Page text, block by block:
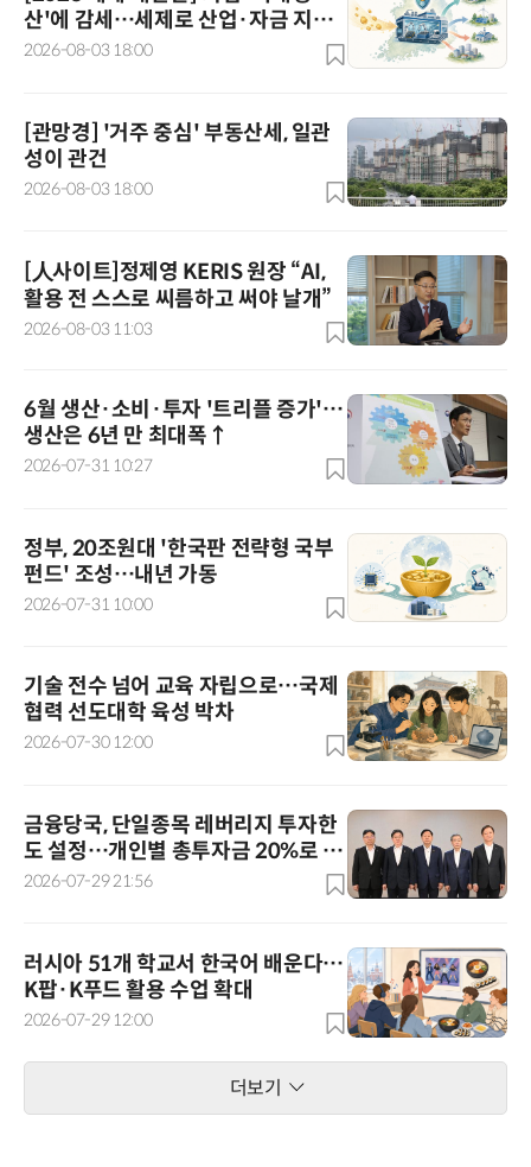
산'에 감세…세제로 산업·자금 지방
행 유도
2026-08-03 18:00
[관망경] '거주 중심' 부동산세, 일관
성이 관건
2026-08-03 18:00
[人사이트]정제영 KERIS 원장 “AI,
활용 전 스스로 씨름하고 써야 날개”
2026-08-03 11:03
6월 생산·소비·투자 '트리플 증가'…
생산은 6년 만 최대폭↑
2026-07-31 10:27
정부, 20조원대 '한국판 전략형 국부
펀드' 조성…내년 가동
2026-07-31 10:00
기술 전수 넘어 교육 자립으로…국제
협력 선도대학 육성 박차
2026-07-30 12:00
금융당국, 단일종목 레버리지 투자한
도 설정…개인별 총투자금 20%로 제
한 추진
2026-07-29 21:56
러시아 51개 학교서 한국어 배운다…
K팝·K푸드 활용 수업 확대
2026-07-29 12:00
더보기